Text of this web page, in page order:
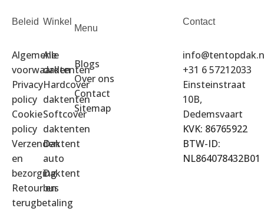
Beleid
Algemene
voorwaarden
Privacy
policy
Cookie
policy
Verzenden
en
bezorging
Retour en
terugbetaling
Winkel
Alle
daktenten
Hardcover
daktenten
Softcover
daktenten
Daktent
auto
Daktent
bus
Menu
Blogs
Over ons
Contact
Sitemap
Contact
+31 6 57212033
Einsteinstraat
10B,
Dedemsvaart
KVK: 86765922
BTW-ID:
NL864078432B01